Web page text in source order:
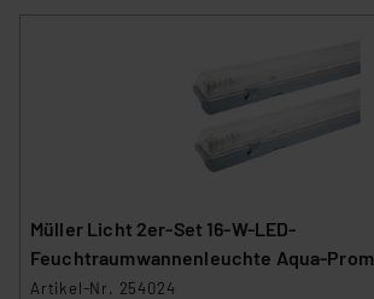
Müller Licht 2er-Set 16-W-LED-
Feuchtraumwannenleuchte Aqua-
4000 K, IP65, 120 cm
Artikel-Nr. 254024